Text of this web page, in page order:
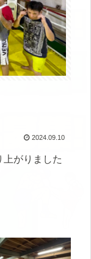
2024.09.10
がりました